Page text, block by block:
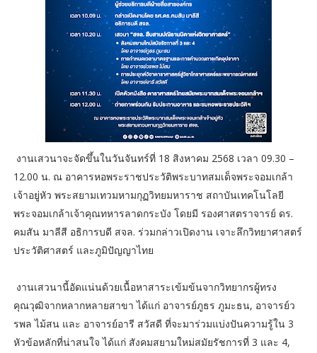
งานเสวนาจะจัดขึ้นในวันจันทร์ที่ 18 สิงหาคม 2568 เวลา 09.30 –
12.00 น. ณ อาคารหอพระราชประวัติพระบาทสมเด็จพระจอมเกล้า
เจ้าอยู่หัว พระสยามเทวมหามกุฏวิทยมหาราช สถาบันเทคโนโลยี
พระจอมเกล้าเจ้าคุณทหารลาดกระบัง โดยมี รองศาสตราจารย์ ดร.
คมสัน มาลีสี อธิการบดี สจล. ร่วมกล่าวเปิดงาน เจาะลึกวิทยาศาสตร์
ประวัติศาสตร์ และภูมิปัญญาไทย
งานเสวนานี้อัดแน่นด้วยเนื้อหาสาระเข้มข้นจากวิทยากรผู้ทรง
คุณวุฒิจากหลากหลายสาขา ได้แก่ อาจารย์ภูธร ภูมะธน, อาจารย์ว
รพล ไม้สน และ อาจารย์อารี สวัสดี ที่จะมาร่วมแบ่งปันความรู้ใน 3
หัวข้อหลักที่น่าสนใจ ได้แก่ สังคมสยามใหม่สมัยรัชการที่ 3 และ 4,